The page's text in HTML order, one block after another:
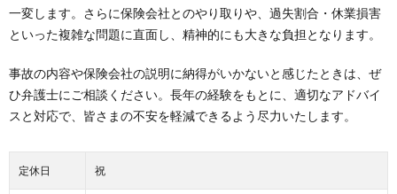
一変します。さらに保険会社とのやり取りや、過失割合・休業損害
といった複雑な問題に直面し、精神的にも大きな負担となります。
事故の内容や保険会社の説明に納得がいかないと感じたときは、ぜ
ひ弁護士にご相談ください。長年の経験をもとに、適切なアドバイ
スと対応で、皆さまの不安を軽減できるよう尽力いたします。
定休日 祝